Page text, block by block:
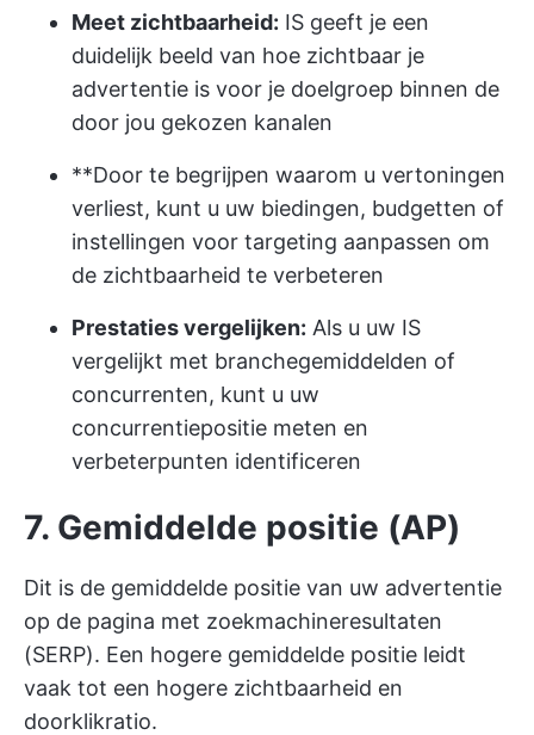
Meet zichtbaarheid: IS geeft je een
duidelijk beeld van hoe zichtbaar je
advertentie is voor je doelgroep binnen de
door jou gekozen kanalen
**Door te begrijpen waarom u vertoningen
verliest, kunt u uw biedingen, budgetten of
instellingen voor targeting aanpassen om
de zichtbaarheid te verbeteren
Prestaties vergelijken: Als u uw IS
vergelijkt met branchegemiddelden of
concurrenten, kunt u uw
concurrentiepositie meten en
verbeterpunten identificeren
7. Gemiddelde positie (AP)
Dit is de gemiddelde positie van uw advertentie
op de pagina met zoekmachineresultaten
(SERP). Een hogere gemiddelde positie leidt
vaak tot een hogere zichtbaarheid en
doorklikratio.